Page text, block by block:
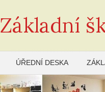
Základní
ÚŘEDNÍ DESKA